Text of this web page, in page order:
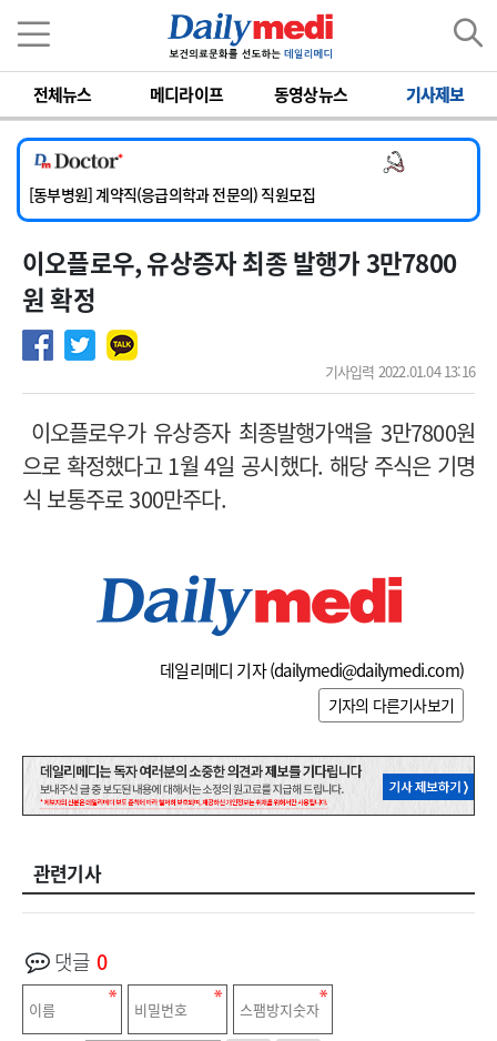
전체뉴스 메디라이프 동영상뉴스 기사제보
[서울아산병원] 2026년 하반기 인턴 모집
[영남대학교의료원] 마취통증의학과 임기제 임상의사 채용
[충남대학교병원] 소아청소년과(소아응급전담) 계약직 의사 공개채용
[동부병원] 계약직(응급의학과 전문의) 직원모집
[이대목동병원] 하반기 전공의(레지던트1년차) 모집
[서울아산병원] 2026년 하반기 인턴 모집
[영남대학교의료원] 마취통증의학과 임기제 임상의사 채용
이오플로우, 유상증자 최종 발행가 3만7800
원 확정
기사입력 2022.01.04 13:16
이오플로우가 유상증자 최종발행가액을 3만7800원
으로 확정했다고 1월 4일 공시했다. 해당 주식은 기명
식 보통주로 300만주다.
데일리메디 기자 (dailymedi@dailymedi.com)
기자의 다른기사보기
관련기사
댓글 0